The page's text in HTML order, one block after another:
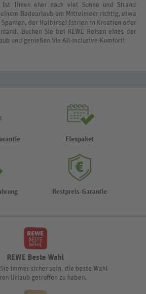
Ist Ihnen eher nach viel Sonne und Strand
Badeurlaub am Mittelmeer richtig, etwa
Spanien, der Halbinsel Istrien in Kroatien oder
Buchen Sie bei REWE Reisen eines der
und genießen Sie All-inclusive-Komfort!
Flexpaket
Bestpreis-Garantie
REWE Beste Wahl
immer sicher sein, die beste Wahl
Urlaub getroffen zu haben.